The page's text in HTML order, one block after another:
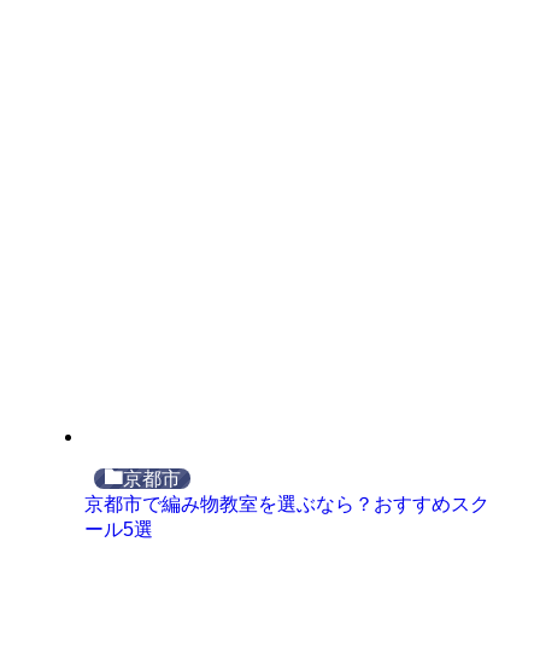
京都市
京都市で編み物教室を選ぶなら？おすすめスク
ール5選